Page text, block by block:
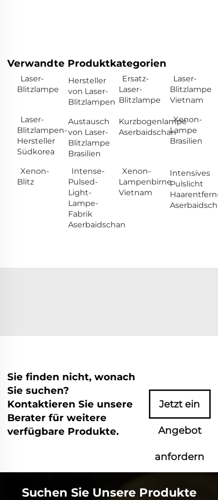
Verwandte Produktkategorien
Laser-
Blitzlampe
Hersteller
von Laser-
Blitzlampen
Ersatz-
Laser-
Blitzlampe
Laser-
Blitzlampe
Vietnam
Laser-
Blitzlampen-
Hersteller
Südkorea
Austausch
von Laser-
Blitzlampe
Brasilien
Kurzbogenlampe
Aserbaidschan
Xenon-
Lampe
Brasilien
Xenon-
Blitz
Intense-
Pulsed-
Light-
Lampe-
Fabrik
Aserbaidschan
Xenon-
Lampenbirne
Vietnam
Intensives
Pulslicht
Sie finden nicht, wonach
Sie suchen?
Kontaktieren Sie unsere
Berater für weitere
verfügbare Produkte.
Jetzt ein
Angebot
anfordern
Suchen Sie Unsere Produkte